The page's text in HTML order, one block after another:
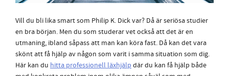
Vill du bli lika smart som Philip K. Dick var? Då är seriösa studier
en bra början. Men du som studerar vet också att det är en
utmaning, ibland såpass att man kan köra fast. Då kan det vara
skönt att få hjälp av någon som varit i samma situation som dig.
Här kan du hitta professionell läxhjälp där du kan få hjälp både